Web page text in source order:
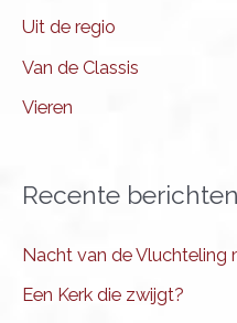
Uit de regio
Van de Classis
Vieren
Recente berichten
Nacht van de Vluchteling
Een Kerk die zwijgt?